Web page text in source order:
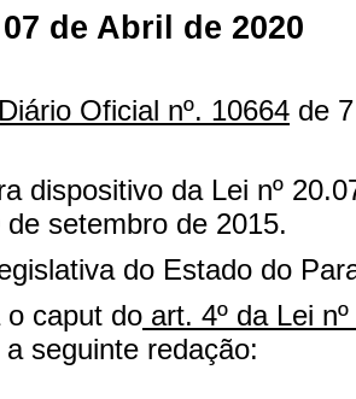
de Abril de 2020
Diário Oficial nº. 10664 de
dispositivo da Lei nº
setembro de 2015.
do Estado do
o caput do art. 4º da Lei
seguinte redação: